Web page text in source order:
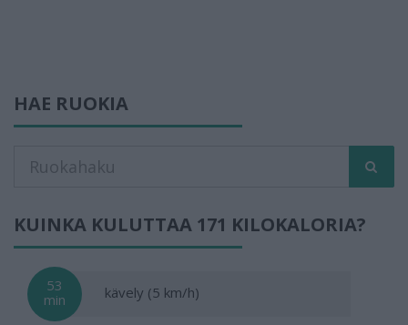
HAE RUOKIA
KUINKA KULUTTAA 171 KILOKALORIA?
53
min
kävely (5 km/h)